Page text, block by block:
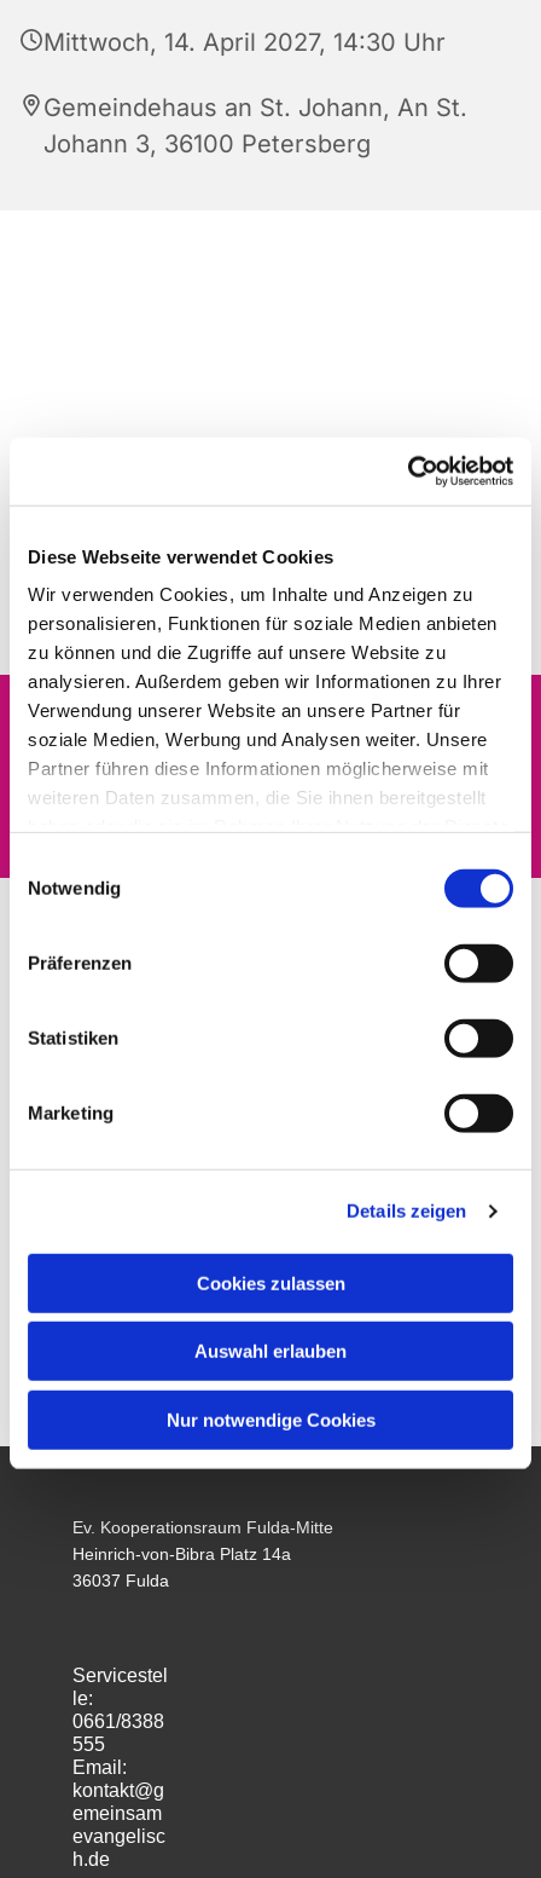
Diese Webseite verwendet Cookies
Wir verwenden Cookies, um Inhalte und Anzeigen zu
personalisieren, Funktionen für soziale Medien anbieten
zu können und die Zugriffe auf unsere Website zu
analysieren. Außerdem geben wir Informationen zu Ihrer
Verwendung unserer Website an unsere Partner für
soziale Medien, Werbung und Analysen weiter. Unsere
Partner führen diese Informationen möglicherweise mit
weiteren Daten zusammen, die Sie ihnen bereitgestellt
Notwendig
Präferenzen
Statistiken
Marketing
Details zeigen
Cookies zulassen
Auswahl erlauben
Nur notwendige Cookies
Mittwoch, 14. April 2027, 14:30 Uhr
Gemeindehaus an St. Johann, An St.
Johann 3, 36100 Petersberg
Dies könnte Sie auch
interessieren
Ev. Kooperationsraum Fulda-Mitte
Heinrich-von-Bibra Platz 14a
36037 Fulda
Servicestel
le:
0661/8388
555
Email:
kontakt@g
emeinsam
evangelisc
h.de